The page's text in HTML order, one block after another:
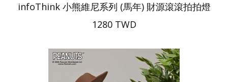
infoThink 小熊維尼系列 (馬年) 財源滾滾拍拍燈
1280 TWD